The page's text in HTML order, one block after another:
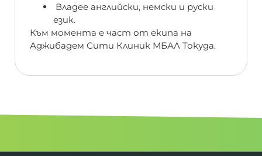
Владее английски, немски и руски
език.
Към момента е част от екипа на
Аджибадем Сити Клиник МБАЛ Токуда.